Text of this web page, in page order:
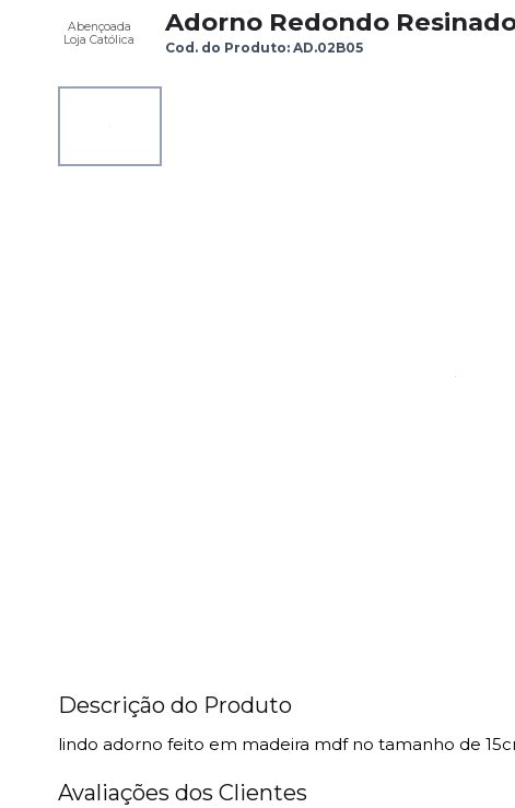
Abençoada
Loja Católica
Adorno Redondo
Cod. do Produto: AD.02B05
Descrição do Produto
lindo adorno feito em madeira mdf no tamanho de
Avaliações dos Clientes